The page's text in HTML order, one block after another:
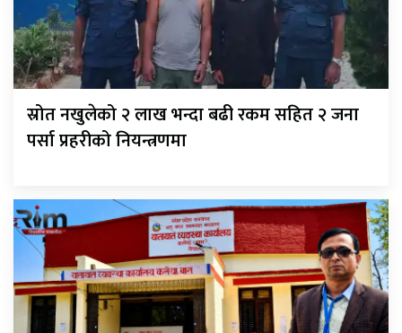
स्रोत नखुलेको २ लाख भन्दा बढी रकम सहित २ जना
पर्सा प्रहरीको नियन्त्रणमा